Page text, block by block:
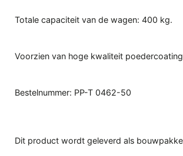
Totale capaciteit van de wagen: 400 kg.
Voorzien van hoge kwaliteit
Bestelnummer: PP-T 0462-50
Dit product wordt geleverd als